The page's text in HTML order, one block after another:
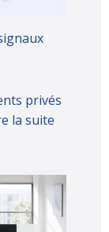
privés
la suite